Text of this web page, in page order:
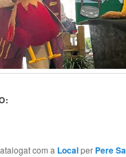
com a Localper Pere